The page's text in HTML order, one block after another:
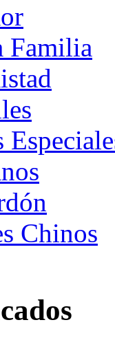
Familia
Chinos